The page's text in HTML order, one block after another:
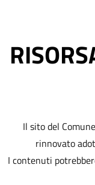
Il sito del
rinnovato
I contenuti